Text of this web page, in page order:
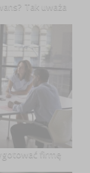
Tak uważa
firmę